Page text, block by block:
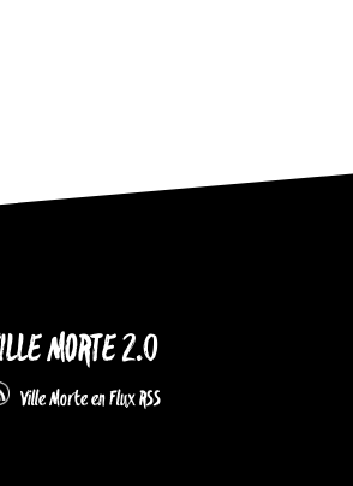
MORTE 2.0
Ville Morte en Flux RSS